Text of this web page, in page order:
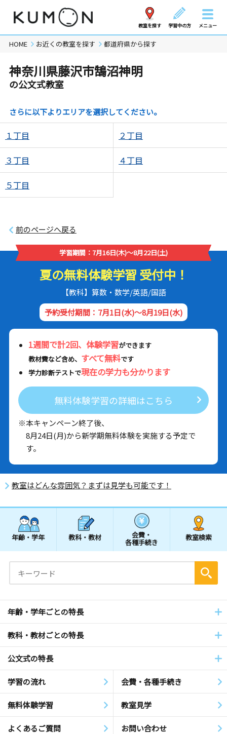
教室を探す 学習中の方 メニュー
HOME お近くの教室を探す 都道府県から探す
神奈川県藤沢市鵠沼神明
の公文式教室
さらに以下よりエリアを選択してください。
１丁目 ２丁目
３丁目 ４丁目
５丁目
前のページへ戻る
学習期間：7月16日(木)～8月22日(土)
夏の無料体験学習 受付中！
【教科】算数・数学/英語/国語
予約受付期間：7月1日(水)～8月19日(水)
1週間で計2回、体験学習ができます
教材費など含め、 すべて無料です
学力診断テストで現在の学力も分かります
無料体験学習の詳細はこちら
※本キャンペーン終了後、
8月24日(月)から新学期無料体験を実施する予定で
す。
教室はどんな雰囲気？まずは見学も可能です！
年齢・学年 教科・教材 会費・
各種手続き
教室検索
年齢・学年ごとの特長
教科・教材ごとの特長
公文式の特長
学習の流れ 会費・各種手続き
無料体験学習 教室見学
よくあるご質問 お問い合わせ